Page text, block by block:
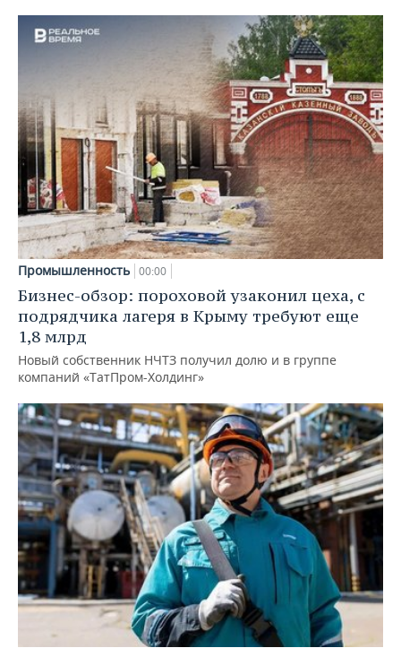
Промышленность 00:00
Бизнес-обзор: пороховой узаконил цеха, с
подрядчика лагеря в Крыму требуют еще
1,8 млрд
Новый собственник НЧТЗ получил долю и в группе
компаний «ТатПром-Холдинг»